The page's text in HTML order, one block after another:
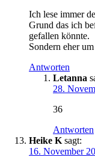
Ich lese immer
Grund das ich
gefallen könnte.
Sondern eher
Antworten
Letanna
28.
36
Antworten
Heike K sagt:
16. November